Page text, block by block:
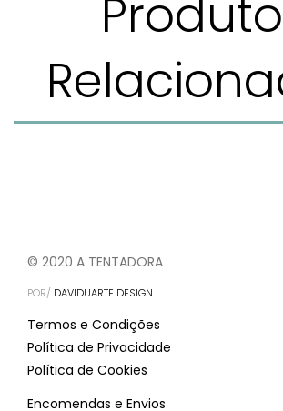
© 2020 A TENTADORA
POR/ DAVIDUARTE DESIGN
Termos e Condições
Política de Privacidade
Política de Cookies
Encomendas e Envios